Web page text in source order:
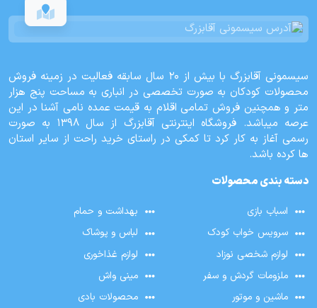
سیسمونی آقابزرگ با بیش از 20 سال سابقه فعالیت در زمینه فروش
محصولات کودکان به صورت تخصصی در انباری به مساحت پنج هزار
متر و همچنین فروش تمامی اقلام به قیمت عمده نامی آشنا در این
عرصه میباشد. فروشگاه اینترنتی آقابزرگ از سال 1398 به صورت
رسمی آغاز به کار کرد تا کمکی در راستای خرید راحت از سایر استان
ها کرده باشد.
دسته بندی محصولات
اسباب بازی
بهداشت و حمام
سرویس خواب کودک
لباس و پوشاک
لوازم شخصی نوزاد
لوازم غذاخوری
ملزومات گردش و سفر
مینی واش
ماشین و موتور
محصولات بادی